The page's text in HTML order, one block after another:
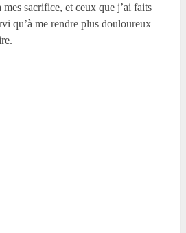
sacrifice, et ceux que j’ai faits
qu’à me rendre plus douloureux